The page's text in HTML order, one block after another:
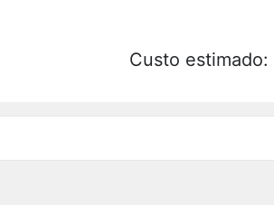
Custo estimado: